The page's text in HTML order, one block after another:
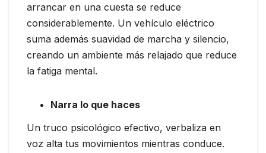
arrancar en una cuesta se reduce
considerablemente. Un vehículo eléctrico
suma además suavidad de marcha y silencio,
creando un ambiente más relajado que reduce
la fatiga mental.
Narra lo que haces
Un truco psicológico efectivo, verbaliza en
voz alta tus movimientos mientras conduce.